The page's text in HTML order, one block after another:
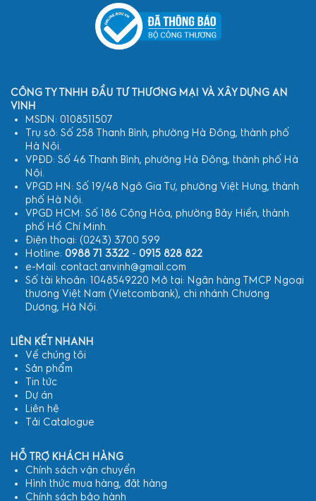
CÔNG TY TNHH ĐẦU TƯ THƯƠNG MẠI VÀ XÂY DỰNG AN
VINH
MSDN: 0108511507
Trụ sở: Số 258 Thanh Bình, phường Hà Đông, thành phố
Hà Nội.
VPĐD: Số 46 Thanh Bình, phường Hà Đông, thành phố Hà
Nội.
VPGD HN: Số 19/48 Ngô Gia Tự, phường Việt Hưng, thành
phố Hà Nội.
VPGD HCM: Số 186 Cộng Hòa, phường Bảy Hiền, thành
phố Hồ Chí Minh.
Điện thoại: (0243) 3700 599
Hotline: 0988 71 3322- 0915 828 822
e-Mail: contact.anvinh@gmail.com
Số tài khoản: 1048549220 Mở tại: Ngân hàng TMCP Ngoại
thương Việt Nam (Vietcombank), chi nhánh Chương
Dương, Hà Nội.
LIÊN KẾT NHANH
Về chúng tôi
Sản phẩm
Tin tức
Dự án
Liên hệ
Tải Catalogue
HỖ TRỢ KHÁCH HÀNG
Chính sách vận chuyển
Hình thức mua hàng, đặt hàng
Chính sách bảo hành